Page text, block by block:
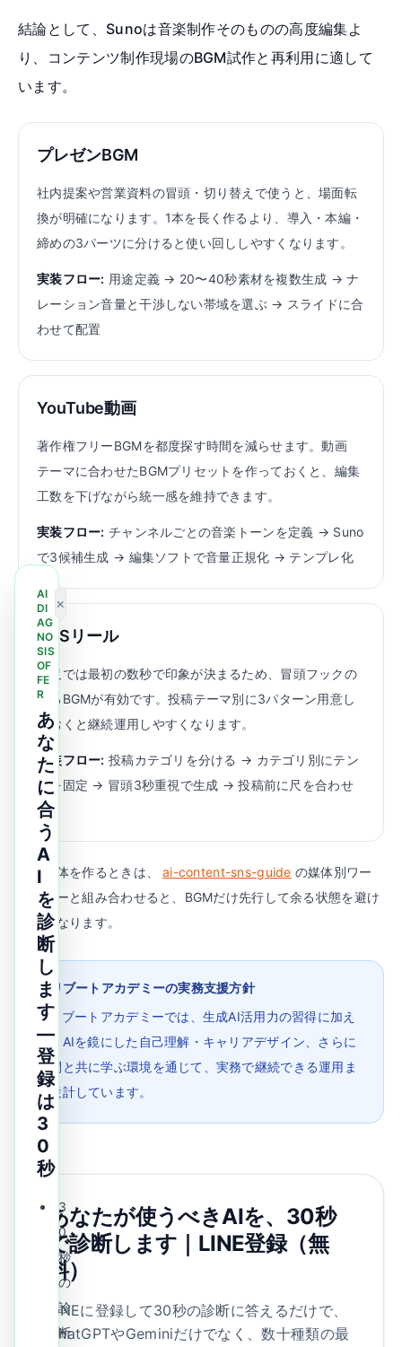
結論として、Sunoは音楽制作そのものの高度編集よ
り、コンテンツ制作現場のBGM試作と再利用に適して
います。
プレゼンBGM
社内提案や営業資料の冒頭・切り替えで使うと、場面転
換が明確になります。1本を長く作るより、導入・本編・
締めの3パーツに分けると使い回ししやすくなります。
実装フロー: 用途定義 → 20〜40秒素材を複数生成 → ナ
レーション音量と干渉しない帯域を選ぶ → スライドに合
わせて配置
YouTube動画
著作権フリーBGMを都度探す時間を減らせます。動画
テーマに合わせたBGMプリセットを作っておくと、編集
工数を下げながら統一感を維持できます。
実装フロー: チャンネルごとの音楽トーンを定義 → Suno
で3候補生成 → 編集ソフトで音量正規化 → テンプレ化
SNSリール
短尺では最初の数秒で印象が決まるため、冒頭フックの
あるBGMが有効です。投稿テーマ別に3パターン用意し
ておくと継続運用しやすくなります。
実装フロー: 投稿カテゴリを分ける → カテゴリ別にテン
ポを固定 → 冒頭3秒重視で生成 → 投稿前に尺を合わせ
る
運用全体を作るときは、 ai-content-sns-guide の媒体別ワー
クフローと組み合わせると、BGMだけ先行して余る状態を避け
やすくなります。
AIリブートアカデミーの実務支援方針
AIリブートアカデミーでは、生成AI活用力の習得に加え
て、AIを鏡にした自己理解・キャリアデザイン、さらに
仲間と共に学ぶ環境を通じて、実務で継続できる運用ま
で設計しています。
あなたが使うべきAIを、30秒
で診断します｜LINE登録（無
料）
LINEに登録して30秒の診断に答えるだけで、
ChatGPTやGeminiだけでなく、数十種類の最
AI
DI
AG
NO
SIS
OF
FE
R
あ
な
た
に
合
う
A
I
を
診
断
し
ま
す
—
登
録
は
3
0
秒
×
3
0
秒
の
診
断